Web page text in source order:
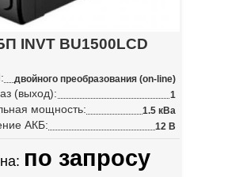
INVT BU1500LCD
двойного преобразования (on-line)
(выход): 1
мощность: 1.5 кВа
АКБ: 12 В
по запросу